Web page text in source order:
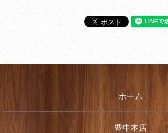
ホーム
豊中本店